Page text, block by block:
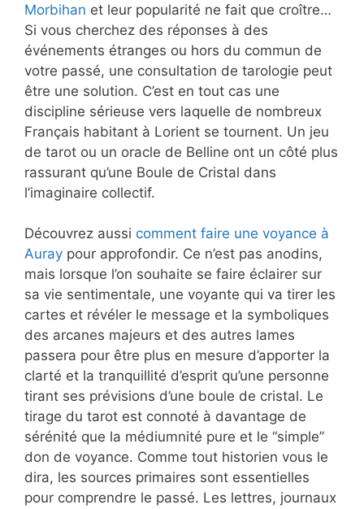
Morbihan et leur popularité ne fait que croître…
Si vous cherchez des réponses à des
événements étranges ou hors du commun de
votre passé, une consultation de tarologie peut
être une solution. C’est en tout cas une
discipline sérieuse vers laquelle de nombreux
Français habitant à Lorient se tournent. Un jeu
de tarot ou un oracle de Belline ont un côté plus
rassurant qu’une Boule de Cristal dans
l’imaginaire collectif.
Découvrez aussi comment faire une voyance à
Auray pour approfondir. Ce n’est pas anodins,
mais lorsque l’on souhaite se faire éclairer sur
sa vie sentimentale, une voyante qui va tirer les
cartes et révéler le message et la symboliques
des arcanes majeurs et des autres lames
passera pour être plus en mesure d’apporter la
clarté et la tranquillité d’esprit qu’une personne
tirant ses prévisions d’une boule de cristal. Le
tirage du tarot est connoté à davantage de
sérénité que la médiumnité pure et le “simple”
don de voyance. Comme tout historien vous le
dira, les sources primaires sont essentielles
pour comprendre le passé. Les lettres, journaux